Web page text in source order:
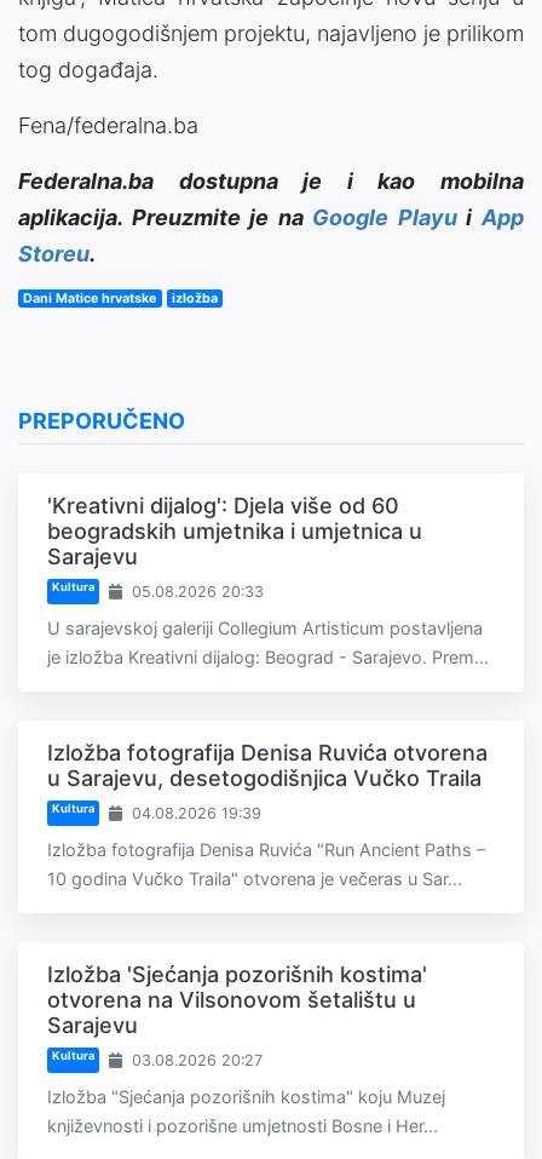
tom dugogodišnjem projektu, najavljeno je prilikom
tog događaja.
Fena/federalna.ba
Federalna.ba dostupna je i kao mobilna
aplikacija. Preuzmite je na Google PlayuiApp
Storeu.
Dani Matice hrvatske izložba
PREPORUČENO
'Kreativni dijalog': Djela više od 60
beogradskih umjetnika i umjetnica u
Sarajevu
Kultura 05.08.2026 20:33
U sarajevskoj galeriji Collegium Artisticum postavljena
je izložba Kreativni dijalog: Beograd - Sarajevo. Prem...
Izložba fotografija Denisa Ruvića otvorena
u Sarajevu, desetogodišnjica Vučko Traila
Kultura 04.08.2026 19:39
Izložba fotografija Denisa Ruvića "Run Ancient Paths –
10 godina Vučko Traila" otvorena je večeras u Sar...
Izložba 'Sjećanja pozorišnih kostima'
otvorena na Vilsonovom šetalištu u
Sarajevu
Kultura 03.08.2026 20:27
Izložba "Sjećanja pozorišnih kostima" koju Muzej
književnosti i pozorišne umjetnosti Bosne i Her...